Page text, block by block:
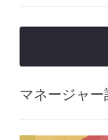
マネージャー